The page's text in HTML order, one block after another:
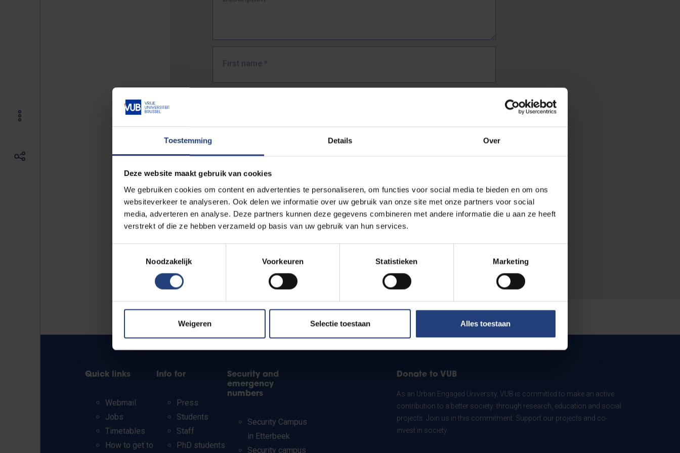
Toestemming Details Over
Deze website maakt gebruik van cookies
We gebruiken cookies om content en advertenties te personaliseren, om functies voor social media te bieden en om ons
websiteverkeer te analyseren. Ook delen we informatie over uw gebruik van onze site met onze partners voor social
media, adverteren en analyse. Deze partners kunnen deze gegevens combineren met andere informatie die u aan ze heeft
verstrekt of die ze hebben verzameld op basis van uw gebruik van hun services.
Noodzakelijk
Voorkeuren Statistieken Marketing
Weigeren Selectie toestaan Alles toestaan
First name *
The full URL of the page where you encountered the error.
E.g. https://www.vub.be/nl/studeren-aan-de-vub/alle-opleidingen
Quick links
Webmail
Jobs
Timetables
How to get to
Info for
Press
Students
Staff
PhD students
Security and
emergency
numbers
Security Campus
in Etterbeek
Security campus
Donate to VUB
As an Urban Engaged University, VUB is committed to make an active
contribution to a better society: through research, education and social
projects. Join us in this commitment. Support our projects and co-
invest in society.